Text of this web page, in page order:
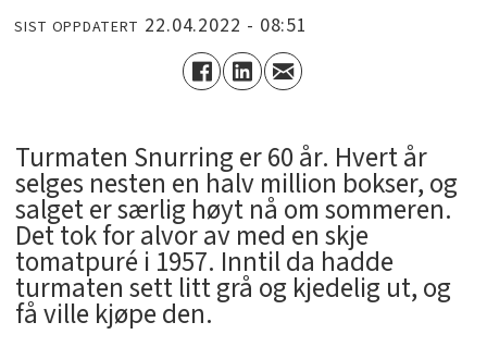
SIST OPPDATERT 22.04.2022 - 08:51
Turmaten Snurring er 60 år. Hvert år
selges nesten en halv million bokser, og
salget er særlig høyt nå om sommeren.
Det tok for alvor av med en skje
tomatpuré i 1957. Inntil da hadde
turmaten sett litt grå og kjedelig ut, og
få ville kjøpe den.